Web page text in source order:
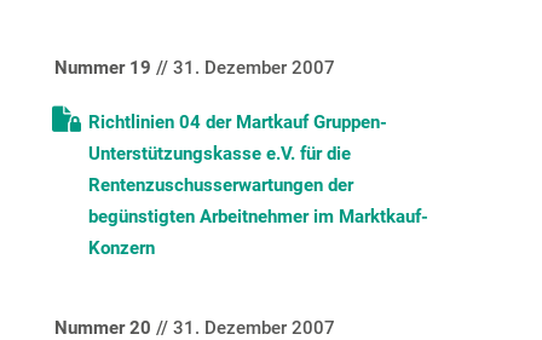
Nummer 19 // 31. Dezember 2007
Richtlinien 04 der Martkauf Gruppen-
Unterstützungskasse e.V. für die
Rentenzuschusserwartungen der
begünstigten Arbeitnehmer im Marktkauf-
Konzern
Nummer 20 // 31. Dezember 2007